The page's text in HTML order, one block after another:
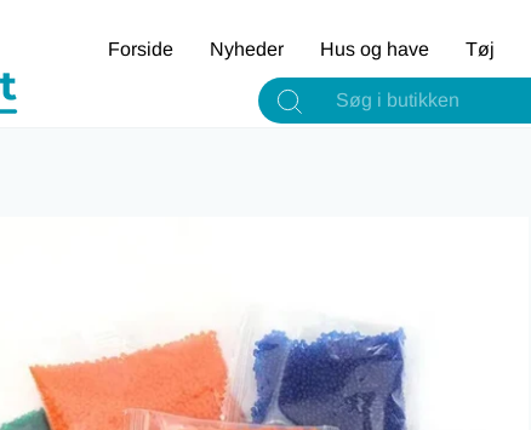
Forside Nyheder Hus og have Tøj